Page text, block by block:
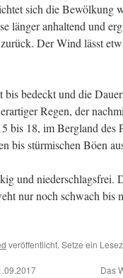
sich die Bewölkung
länger anhaltend und
Der Wind lässt
bedeckt und die
Regen, der
bis 18, im Bergland
bis stürmischen Böen
und niederschlagsfrei.
nur noch schwach bis
veröffentlicht. Setze ein
Das